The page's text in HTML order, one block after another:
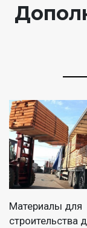
Материалы для
строительства